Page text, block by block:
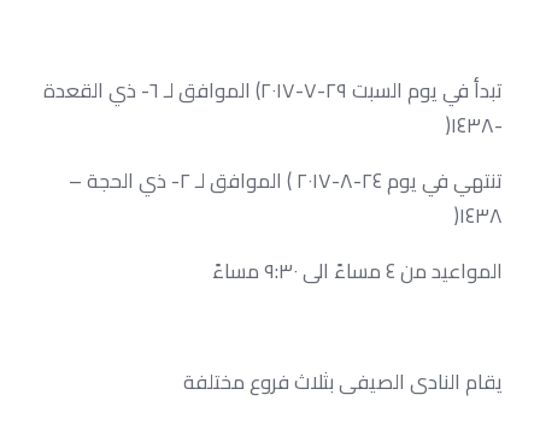
تبدأ في يوم السبت ٢٩-٧-٢٠١٧) الموافق لـ ٦- ذي القعدة
-١٤٣٨(
تنتهي في يوم ٢٤-٨-٢٠١٧ ) الموافق لـ ٢- ذي الحجة –
١٤٣٨(
المواعيد من ٤ مساءً الى ٩:٣٠ مساءً
يقام النادى الصيفى بثلاث فروع مختلفة